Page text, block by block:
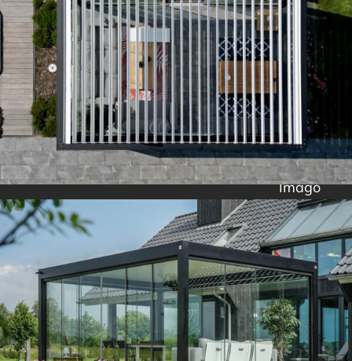
Imago